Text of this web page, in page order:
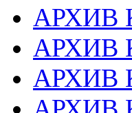
АРХИВ
АРХИВ
АРХИВ